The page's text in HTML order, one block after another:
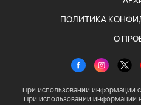
ПОЛИТИКА
О
При использовании информации
При использовании информации